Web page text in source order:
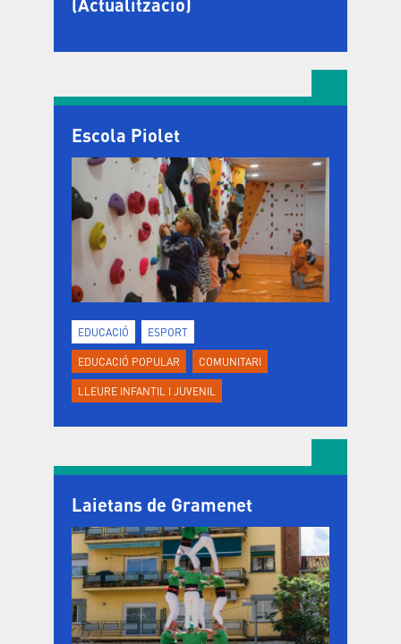
Escola Piolet
EDUCACIÓ ESPORT
EDUCACIÓ POPULAR COMUNITARI
LLEURE INFANTIL I JUVENIL
Laietans de Gramenet